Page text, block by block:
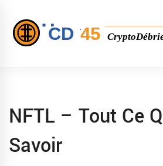
NFTL – Tout Ce
Savoir